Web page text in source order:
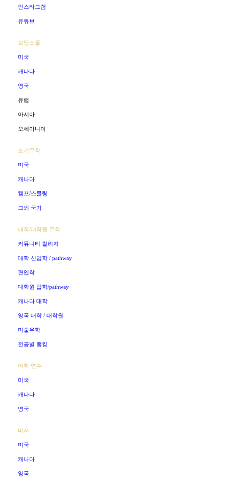
인스타그램
유튜브
보딩스쿨
미국
캐나다
영국
유럽
아시아
오세아니아
조기유학
미국
캐나다
캠프/스쿨링
그외 국가
대학/대학원 유학
커뮤니티 컬리지
대학 신입학 / pathway
편입학
대학원 입학/pathway
캐나다 대학
영국 대학 / 대학원
미술유학
전공별 랭킹
어학 연수
미국
캐나다
영국
비자
미국
캐나다
영국